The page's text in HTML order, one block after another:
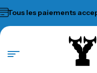
Tous les paiements